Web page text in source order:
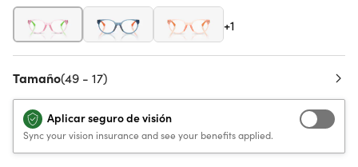
+1
Tamaño(49 - 17)
Aplicar seguro de visión
Sync your vision insurance and see your benefits applied.